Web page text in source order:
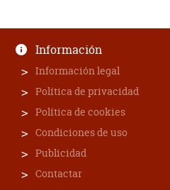
Información
Información legal
Política de privacidad
Política de cookies
Condiciones de uso
Publicidad
Contactar